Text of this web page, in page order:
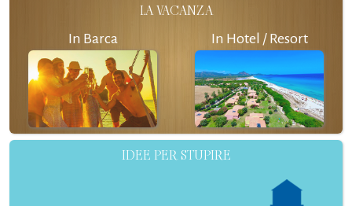
LA VACANZA
In Barca In Hotel / Resort
IDEE PER STUPIRE